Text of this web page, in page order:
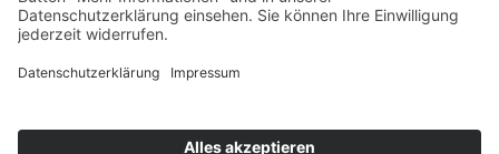
Fachgeschäfte